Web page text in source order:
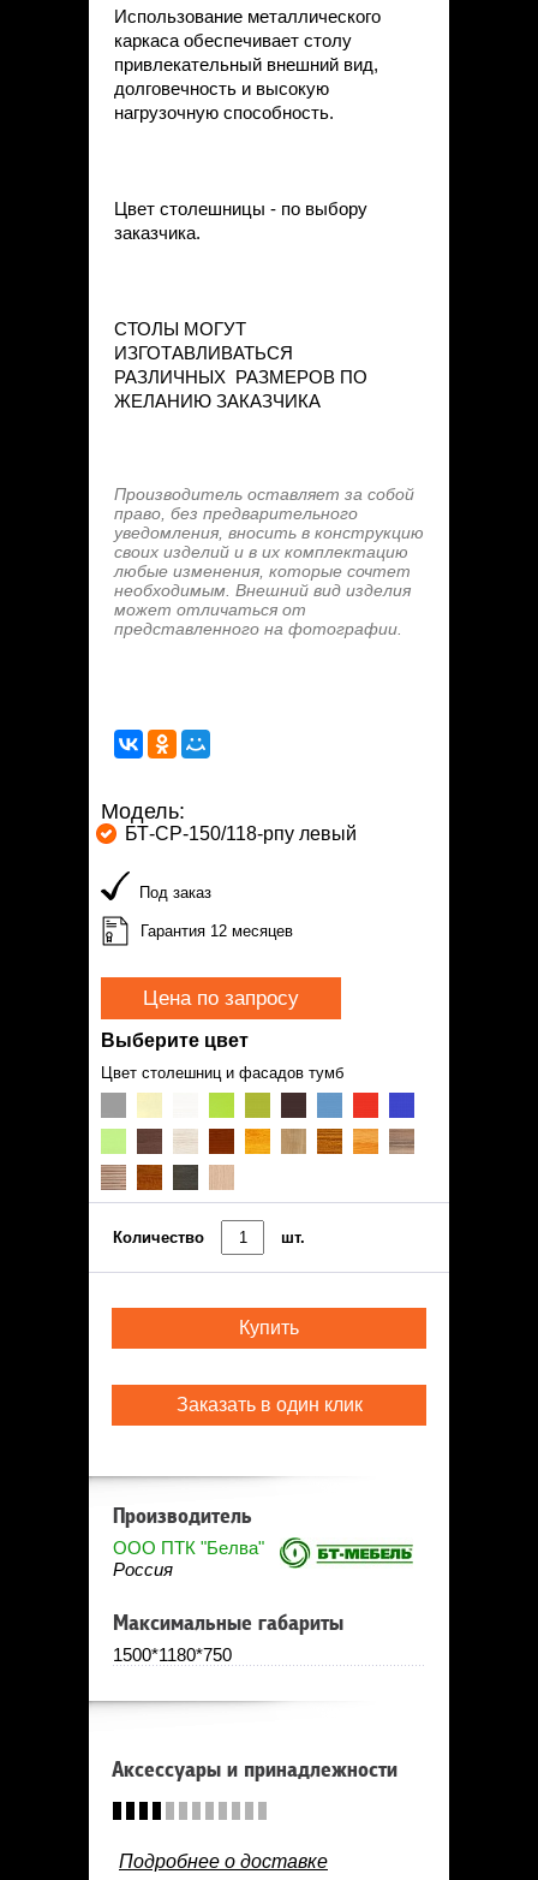
Использование металлического
каркаса обеспечивает столу
привлекательный внешний вид,
долговечность и высокую
нагрузочную способность.
Цвет столешницы - по выбору
заказчика.
СТОЛЫ МОГУТ
ИЗГОТАВЛИВАТЬСЯ
РАЗЛИЧНЫХ РАЗМЕРОВ ПО
ЖЕЛАНИЮ ЗАКАЗЧИКА
Производитель оставляет за собой
право, без предварительного
уведомления, вносить в конструкцию
своих изделий и в их комплектацию
любые изменения, которые сочтет
необходимым. Внешний вид изделия
может отличаться от
представленного на фотографии.
Модель:
БТ-СР-150/118-рпу левый
Под заказ
Гарантия 12 месяцев
Цена по запросу
Выберите цвет
Цвет столешниц и фасадов тумб
Количество шт.
Купить
Заказать в один клик
Производитель
ООО ПТК "Белва"
Россия
Максимальные габариты
1500*1180*750
Аксессуары и принадлежности
Подробнее о доставке